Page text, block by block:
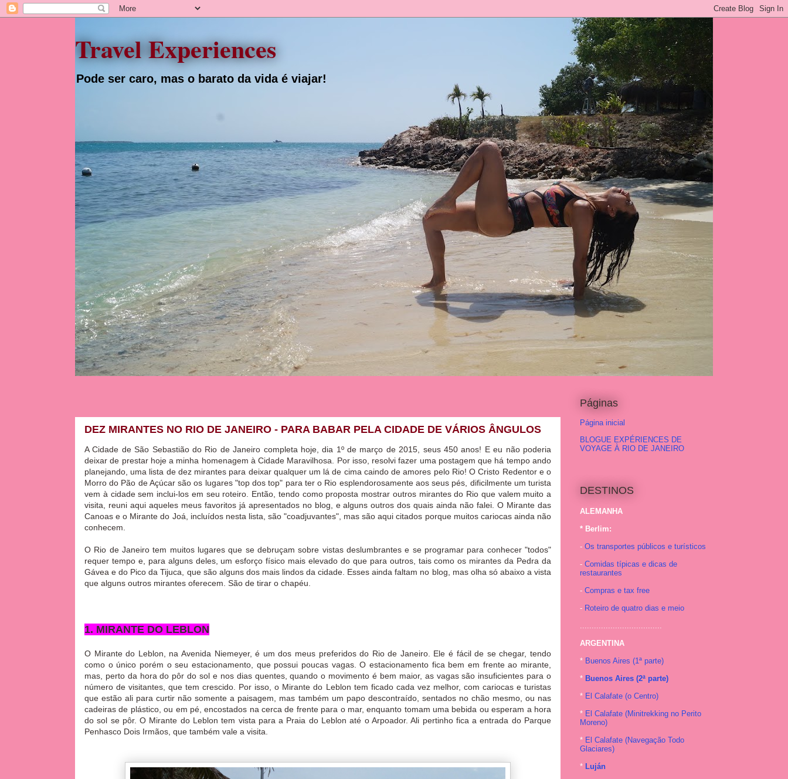
Travel Experiences
Pode ser caro, mas o barato da vida é viajar!
DEZ MIRANTES NO RIO DE JANEIRO - PARA BABAR PELA CIDADE DE VÁRIOS ÂNGULOS
A Cidade de São Sebastião do Rio de Janeiro completa hoje, dia 1º de março de 2015, seus 450 anos! E eu não poderia
deixar de prestar hoje a minha homenagem à Cidade Maravilhosa. Por isso, resolvi fazer uma postagem que há tempo ando
planejando, uma lista de dez mirantes para deixar qualquer um lá de cima caindo de amores pelo Rio! O Cristo Redentor e o
Morro do Pão de Açúcar são os lugares "top dos top" para ter o Rio esplendorosamente aos seus pés, dificilmente um turista
vem à cidade sem inclui-los em seu roteiro. Então, tendo como proposta mostrar outros mirantes do Rio que valem muito a
visita, reuni aqui aqueles meus favoritos já apresentados no blog, e alguns outros dos quais ainda não falei. O Mirante das
Canoas e o Mirante do Joá, incluídos nesta lista, são "coadjuvantes", mas são aqui citados porque muitos cariocas ainda não
conhecem.
O Rio de Janeiro tem muitos lugares que se debruçam sobre vistas deslumbrantes e se programar para conhecer "todos"
requer tempo e, para alguns deles, um esforço físico mais elevado do que para outros, tais como os mirantes da Pedra da
Gávea e do Pico da Tijuca, que são alguns dos mais lindos da cidade. Esses ainda faltam no blog, mas olha só abaixo a vista
que alguns outros mirantes oferecem. São de tirar o chapéu.
1. MIRANTE DO LEBLON
O Mirante do Leblon, na Avenida Niemeyer, é um dos meus preferidos do Rio de Janeiro. Ele é fácil de se chegar, tendo
como o único porém o seu estacionamento, que possui poucas vagas. O estacionamento fica bem em frente ao mirante,
mas, perto da hora do pôr do sol e nos dias quentes, quando o movimento é bem maior, as vagas são insuficientes para o
número de visitantes, que tem crescido. Por isso, o Mirante do Leblon tem ficado cada vez melhor, com cariocas e turistas
que estão ali para curtir não somente a paisagem, mas também um papo descontraído, sentados no chão mesmo, ou nas
cadeiras de plástico, ou em pé, encostados na cerca de frente para o mar, enquanto tomam uma bebida ou esperam a hora
do sol se pôr. O Mirante do Leblon tem vista para a Praia do Leblon até o Arpoador. Ali pertinho fica a entrada do Parque
Penhasco Dois Irmãos, que também vale a visita.
Páginas
Página inicial
BLOGUE EXPÉRIENCES DE
VOYAGE À RIO DE JANEIRO
DESTINOS
ALEMANHA
* Berlim:
- Os transportes públicos e turísticos
- Comidas típicas e dicas de
restaurantes
- Compras e tax free
- Roteiro de quatro dias e meio
...................................
ARGENTINA
* Buenos Aires (1ª parte)
* Buenos Aires (2ª parte)
* El Calafate (o Centro)
* El Calafate (Minitrekking no Perito
Moreno)
* El Calafate (Navegação Todo
Glaciares)
* Luján